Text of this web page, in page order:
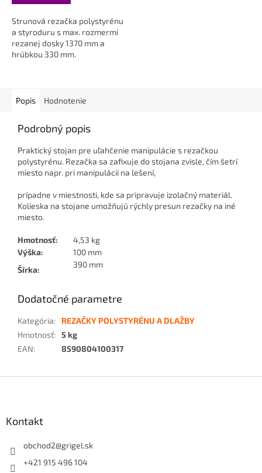
hviezdičiek.
Strunová rezačka polystyrénu
a styroduru s max. rozmermi
rezanej dosky 1370 mm a
hrúbkou 330 mm.
Popis Hodnotenie
Podrobný popis
Praktický stojan pre uľahčenie manipulácie s rezačkou
polystyrénu. Rezačka sa zafixuje do stojana zvisle, čím šetrí
miesto napr. pri manipulácii na lešení,
prípadne v miestnosti, kde sa pripravuje izolačný materiál.
Kolieska na stojane umožňujú rýchly presun rezačky na iné
miesto.
Hmotnosť:
4,53 kg
Výška:
100 mm
Šírka:
390 mm
Dodatočné parametre
Kategória:
REZAČKY POLYSTYRÉNU A DLAŽBY
Hmotnosť: 5 kg
EAN: 8590804100317
Kontakt
obchod2@grigel.sk
+421 915 496 104